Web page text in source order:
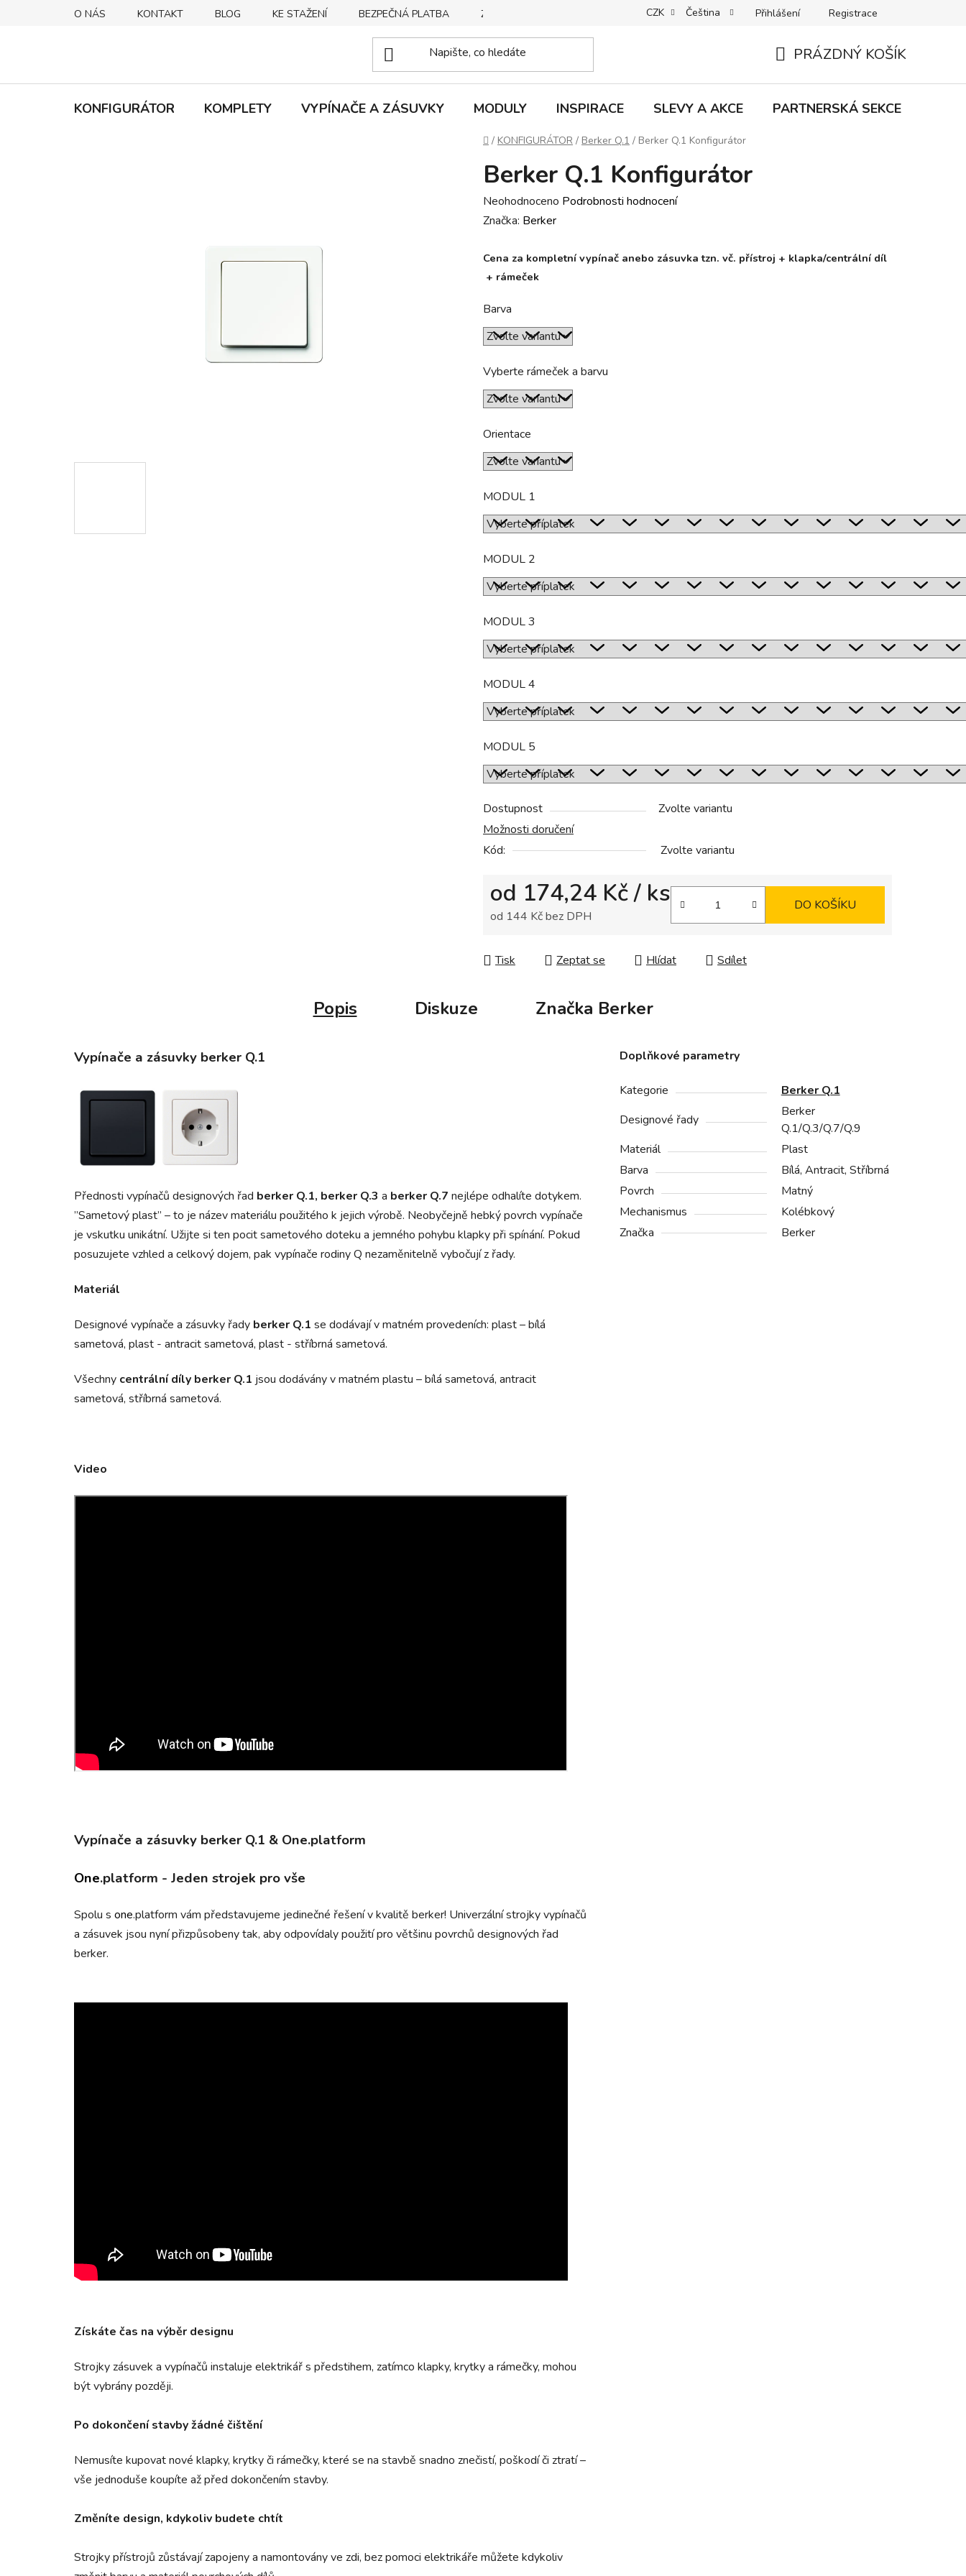
O NÁS KONTAKT BLOG KE STAŽENÍ BEZPEČNÁ PLATBA ZPŮSOBY DORUČENÍ REKLAMACE | VRÁCENÍ | VÝMĚNA ZBOŽÍ B2C VŠEOBECNÉ
CZK Čeština Přihlášení Registrace
KOŠÍK
PRÁZDNÝ KOŠÍK
KONFIGURÁTOR KOMPLETY VYPÍNAČE A ZÁSUVKY MODULY INSPIRACE SLEVY A AKCE PARTNERSKÁ SEKCE
Domů
/ KONFIGURÁTOR / Berker Q.1 / Berker Q.1 Konfigurátor
Berker Q.1 Konfigurátor
Průměrné
hodnocení
je
0,0
5
hvězdiček.
Neohodnoceno Podrobnosti hodnocení
Značka: Berker
Cena za kompletní vypínač anebo zásuvka tzn. vč. přístroj + klapka/centrální díl
+ rámeček
Barva
Vyberte rámeček a barvu
Orientace
MODUL 1
MODUL 2
MODUL 3
MODUL 4
MODUL 5
Dostupnost
Zvolte variantu
Možnosti doručení
Kód:
Zvolte variantu
od 174,24 Kč/ ks
od 144 Kčbez DPH
DO KOŠÍKU
Tisk Zeptat se Hlídat Sdílet
Popis Diskuze Značka Berker
Vypínače a zásuvky berker Q.1
Přednosti vypínačů designových řad berker Q.1, berker Q.3 a berker Q.7 nejlépe odhalíte dotykem.
”Sametový plast” – to je název materiálu použitého k jejich výrobě. Neobyčejně hebký povrch vypínače
je vskutku unikátní. Užijte si ten pocit sametového doteku a jemného pohybu klapky při spínání. Pokud
posuzujete vzhled a celkový dojem, pak vypínače rodiny Q nezaměnitelně vybočují z řady.
Materiál
Designové vypínače a zásuvky řady berker Q.1 se dodávajív matném provedeních: plast – bílá
sametová, plast - antracit sametová, plast - stříbrná sametová.
Všechny centrální díly berker Q.1 jsou dodávány v matném plastu – bílá sametová, antracit
sametová, stříbrná sametová.
Video
Vypínače a zásuvky berker Q.1 & One.platform
One.platform - Jeden strojek pro vše
Spolu s one.platform vám představujeme jedinečné řešení v kvalitě berker! Univerzální strojky vypínačů
a zásuvek jsou nyní přizpůsobeny tak, aby odpovídaly použití pro většinu povrchů designových řad
berker.
Získáte čas na výběr designu
Strojky zásuvek a vypínačů instaluje elektrikář s předstihem, zatímco klapky, krytky a rámečky, mohou
být vybrány později.
Po dokončení stavby žádné čištění
Nemusíte kupovat nové klapky, krytky či rámečky, které se na stavbě snadno znečistí, poškodí či ztratí –
vše jednoduše koupíte až před dokončením stavby.
Změníte design, kdykoliv budete chtít
Strojky přístrojů zůstávají zapojeny a namontovány ve zdi, bez pomoci elektrikáře můžete kdykoliv
Doplňkové parametry
Kategorie
Berker Q.1
Designové řady
Berker
Q.1/Q.3/Q.7/Q.9
Materiál
Plast
Barva
Bílá, Antracit, Stříbrná
Povrch
Matný
Mechanismus
Kolébkový
Značka
Berker